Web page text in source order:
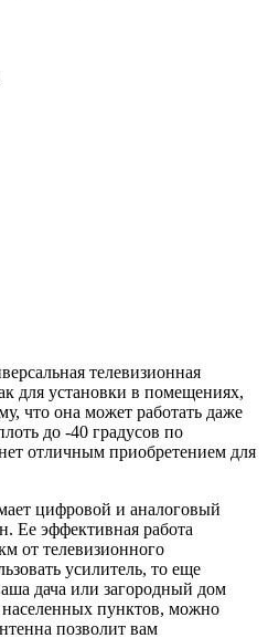
телевизионная
для установки в помещениях,
что она может работать даже
до -40 градусов по
отличным приобретением для
цифровой и аналоговый
Ее эффективная работа
от телевизионного
усилитель, то еще
дача или загородный дом
пунктов, можно
позволит вам